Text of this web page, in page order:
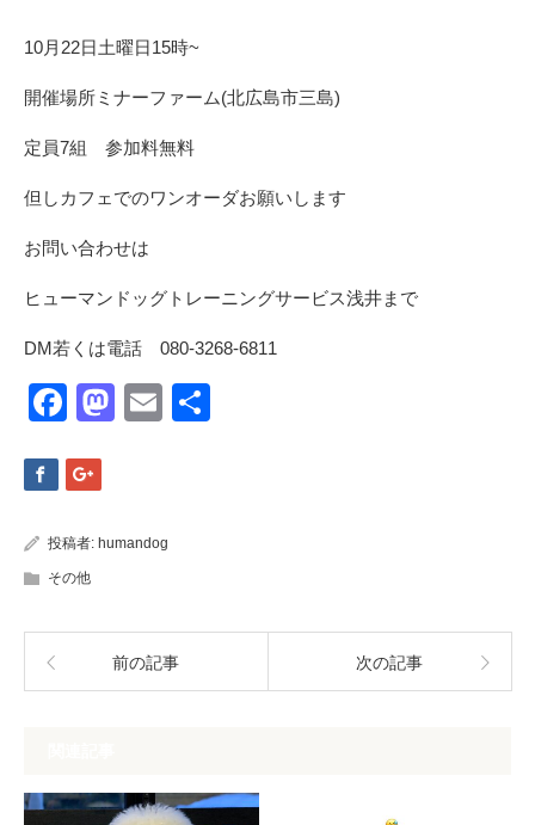
10月22日土曜日15時~
開催場所ミナーファーム(北広島市三島)
定員7組 参加料無料
但しカフェでのワンオーダお願いします
お問い合わせは
ヒューマンドッグトレーニングサービス浅井まで
DM若くは電話 080-3268-6811
Facebook
Mastodon
Email
投稿者: humandog
その他
前の記事 次の記事